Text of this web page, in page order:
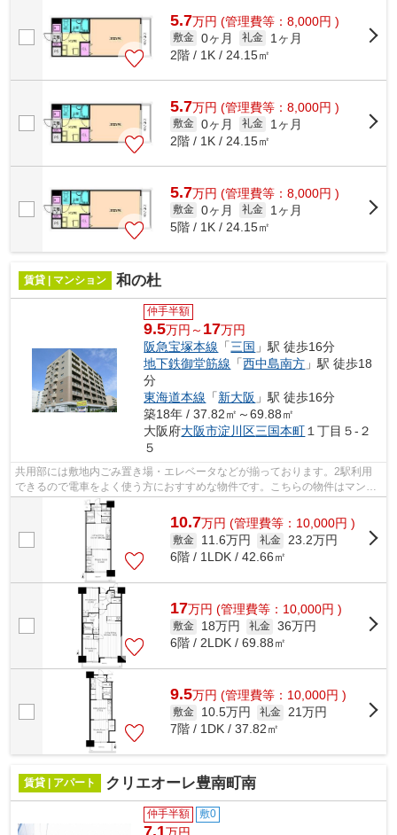
5.7万円 (管理費等：8,000円 )
敷金 0ヶ月 礼金
1ヶ月
2階 / 1K / 24.15㎡
5.7万円 (管理費等：8,000円 )
敷金 0ヶ月 礼金
1ヶ月
2階 / 1K / 24.15㎡
5.7万円 (管理費等：8,000円 )
敷金 0ヶ月 礼金
1ヶ月
5階 / 1K / 24.15㎡
賃貸 | マンション 和の杜
仲手半額
9.5万円～ 17万円
阪急宝塚本線 「三国 」駅 徒歩16分
地下鉄御堂筋線 「西中島南方 」駅 徒歩18
分
東海道本線 「新大阪 」駅 徒歩16分
築18年 / 37.82㎡～69.88㎡
大阪府大阪市淀川区三国本町 １丁目５-２
５
共用部には敷地内ごみ置き場・エレベータなどが揃っております。2駅利用
できるので電車をよく使う方におすすめな物件です。こちらの物件はマンシ
ョンです。風通しが良く真夏の暑い日も...
10.7万円 (管理費等：10,000円 )
敷金 11.6万円 礼金 23.2万円
6階 / 1LDK / 42.66㎡
17万円 (管理費等：10,000円 )
敷金 18万円 礼金 36万円
6階 / 2LDK / 69.88㎡
9.5万円 (管理費等：10,000円 )
敷金 10.5万円 礼金 21万円
7階 / 1DK / 37.82㎡
賃貸 | アパート クリエオーレ豊南町南
仲手半額 敷0
7.1万円